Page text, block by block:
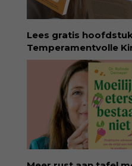
Lees gratis
Temperamentvolle
van pedagoog Eva
Temperamentvolle
aan kennis en
verkochte
bestseller, waarmee
kunnen helpen. Ze
liefdevolle kijk op
voor ouders.
via: